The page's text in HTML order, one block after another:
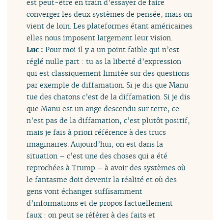
est peut-être en train d’essayer de faire
converger les deux systèmes de pensée, mais on
vient de loin. Les plateformes étant américaines
elles nous imposent largement leur vision.
Luc :Pour moi il y a un point faible qui n’est
réglé nulle part : tu as la liberté d’expression
qui est classiquement limitée sur des questions
par exemple de diffamation. Si je dis que Manu
tue des chatons c’est de la diffamation. Si je dis
que Manu est un ange descendu sur terre, ce
n’est pas de la diffamation, c’est plutôt positif,
mais je fais à priori référence à des trucs
imaginaires. Aujourd’hui, on est dans la
situation – c’est une des choses qui a été
reprochées à Trump – à avoir des systèmes où
le fantasme doit devenir la réalité et où des
gens vont échanger suffisamment
d’informations et de propos factuellement
faux : on peut se référer à des faits et